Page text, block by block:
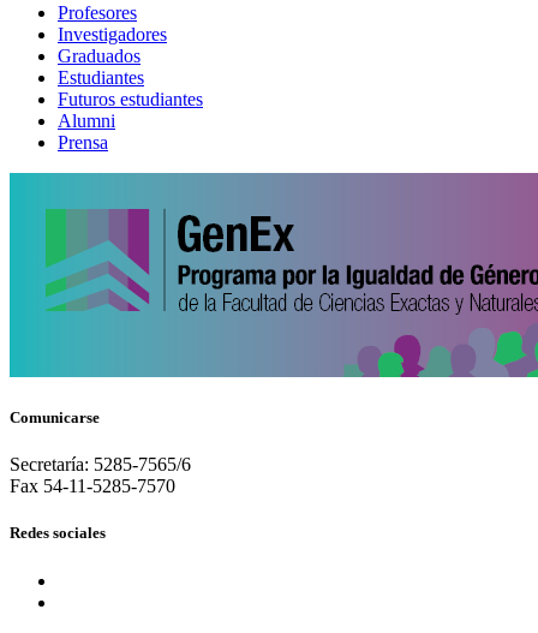
Profesores
Investigadores
Graduados
Estudiantes
Futuros estudiantes
Alumni
Prensa
Comunicarse
Secretaría: 5285-7565/6
Fax 54-11-5285-7570
Redes sociales